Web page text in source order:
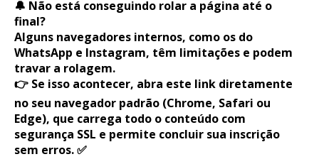
🔔 Não está conseguindo rolar a página até o
final?
Alguns navegadores internos, como os do
WhatsApp e Instagram, têm limitações e podem
travar a rolagem.
👉 Se isso acontecer, abra este link diretamente
no seu navegador padrão (Chrome, Safari ou
Edge), que carrega todo o conteúdo com
segurança SSL e permite concluir sua inscrição
sem erros. ✅